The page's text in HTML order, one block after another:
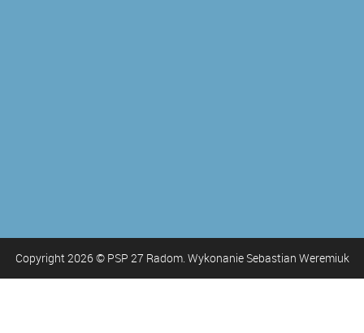
Copyright2026© PSP 27 Radom. Wykonanie Sebastian Weremiuk